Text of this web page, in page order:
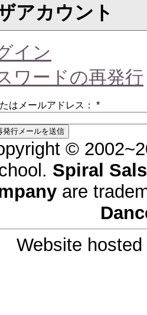
アカウント
イン
ワードの再発行
はメールアドレス： *
©
Spiral
are
Website